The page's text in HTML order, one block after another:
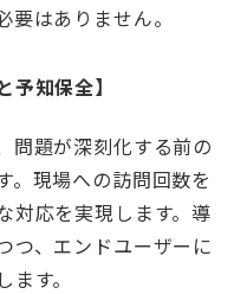
はありません。
予知保全】
問題が深刻化する前の
。現場への訪問回数を
対応を実現します。導
つ、エンドユーザーに
す。